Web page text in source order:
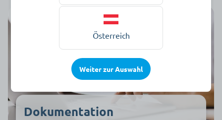
Dokumentation
Österreich
Weiter zur Auswahl